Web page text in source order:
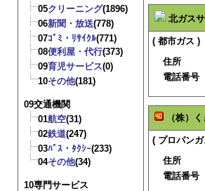
05クリーニング(1896)
06新聞・放送(778)
07ｺﾞﾐ・ﾘｻｲｸﾙ(771)
08便利屋・代行(373)
09育児サービス(0)
10その他(181)
09交通機関
01航空(31)
02鉄道(247)
03ﾊﾞｽ・ﾀｸｼｰ(233)
04その他(34)
10専門サービス
北ガス
( 都市ガス )
住所
電話番号
（株）
( プロパン
住所
電話番号